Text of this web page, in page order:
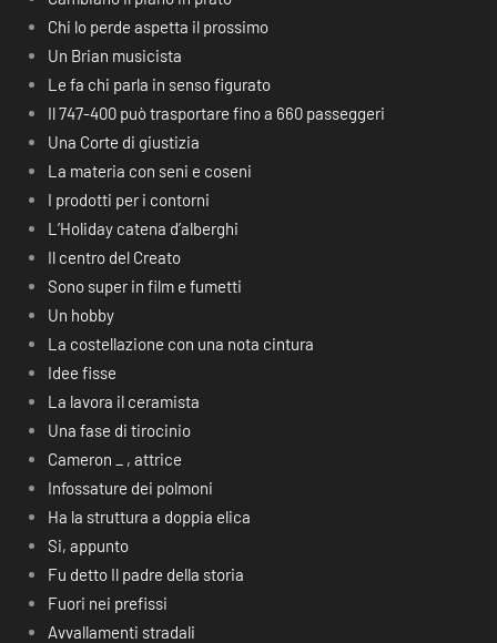
Chi lo perde aspetta il prossimo
Un Brian musicista
Le fa chi parla in senso figurato
Il 747-400 può trasportare fino a 660 passeggeri
Una Corte di giustizia
La materia con seni e coseni
I prodotti per i contorni
L’Holiday catena d’alberghi
Il centro del Creato
Sono super in film e fumetti
Un hobby
La costellazione con una nota cintura
Idee fisse
La lavora il ceramista
Una fase di tirocinio
Cameron _ , attrice
Infossature dei polmoni
Ha la struttura a doppia elica
Si, appunto
Fu detto Il padre della storia
Fuori nei prefissi
Avvallamenti stradali